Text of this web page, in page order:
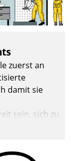
zuerst an
damit sie
sein, sich zu
sie an ihr